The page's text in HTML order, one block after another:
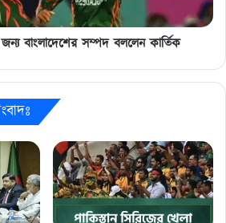
বাংলাদেশের সম্পদ বললেন কার্তিক